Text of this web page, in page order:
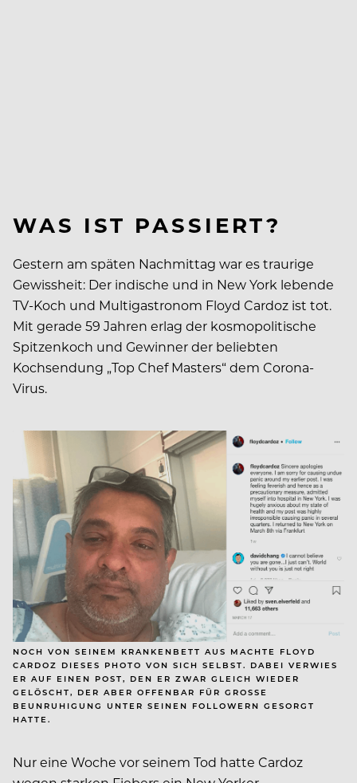
WAS IST PASSIERT?
Gestern am späten Nachmittag war es traurige
Gewissheit: Der indische und in New York lebende
TV-Koch und Multigastronom Floyd Cardoz ist tot.
Mit gerade 59 Jahren erlag der kosmopolitische
Spitzenkoch und Gewinner der beliebten
Kochsendung „Top Chef Masters“ dem Corona-
Virus.
NOCH VON SEINEM KRANKENBETT AUS MACHTE FLOYD
CARDOZ DIESES PHOTO VON SICH SELBST. DABEI VERWIES
ER AUF EINEN POST, DEN ER ZWAR GLEICH WIEDER
GELÖSCHT, DER ABER OFFENBAR FÜR GROSSE B
EUNRUHIGUNG UNTER SEINEN FOLLOWERN GESORGT H
ATTE.
Nur eine Woche vor seinem Tod hatte Cardoz